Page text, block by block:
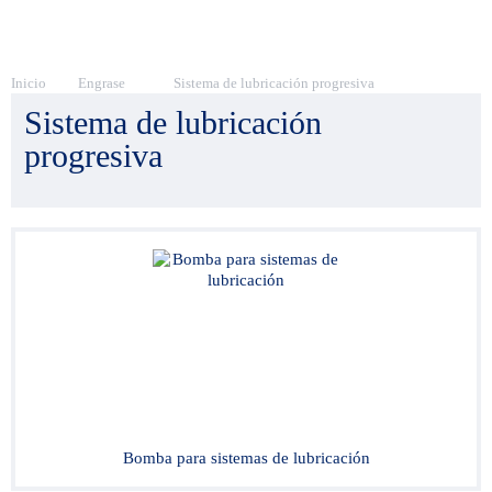
Inicio Engrase Sistema de lubricación progresiva
Sistema de lubricación
progresiva
Bomba para sistemas de lubricación